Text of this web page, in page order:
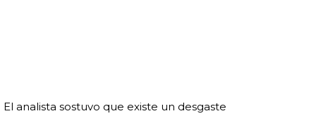
El analista sostuvo que existe un desgaste